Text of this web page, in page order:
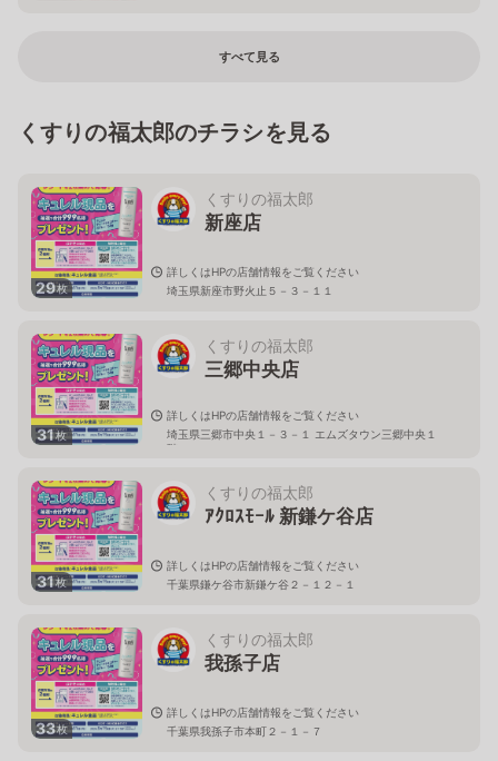
すべて見る
くすりの福太郎のチラシを見る
29枚
くすりの福太郎
新座店
詳しくはHPの店舗情報をご覧ください
埼玉県新座市野火止５－３－１１
31枚
くすりの福太郎
三郷中央店
詳しくはHPの店舗情報をご覧ください
埼玉県三郷市中央１－３－１ エムズタウン三郷中央１
階
31枚
くすりの福太郎
ｱｸﾛｽﾓｰﾙ 新鎌ケ谷店
詳しくはHPの店舗情報をご覧ください
千葉県鎌ケ谷市新鎌ケ谷２－１２－１
33枚
くすりの福太郎
我孫子店
詳しくはHPの店舗情報をご覧ください
千葉県我孫子市本町２－１－７